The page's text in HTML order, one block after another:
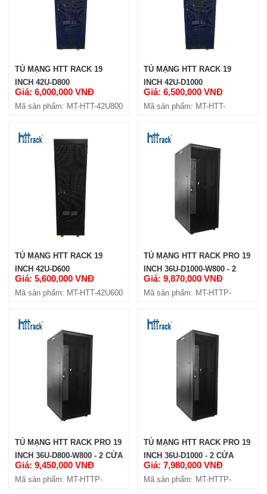
TỦ MẠNG HTT RACK 19
INCH 42U-D800
Giá: 6,000,000 VNĐ
Mã sản phẩm: MT-HTT-42U800
TỦ MẠNG HTT RACK 19
INCH 42U-D1000
Giá: 6,500,000 VNĐ
Mã sản phẩm: MT-HTT-
TỦ MẠNG HTT RACK 19
INCH 42U-D600
Giá: 5,600,000 VNĐ
Mã sản phẩm: MT-HTT-42U600
TỦ MẠNG HTT RACK PRO 19
INCH 36U-D1000-W800 - 2
CỬA HÔNG
Giá: 9,870,000 VNĐ
Mã sản phẩm: MT-HTTP-
TỦ MẠNG HTT RACK PRO 19
INCH 36U-D800-W800 - 2 CỬA
HÔNG
Giá: 9,450,000 VNĐ
Mã sản phẩm: MT-HTTP-
TỦ MẠNG HTT RACK PRO 19
INCH 36U-D1000 - 2 CỬA
HÔNG
Giá: 7,980,000 VNĐ
Mã sản phẩm: MT-HTTP-